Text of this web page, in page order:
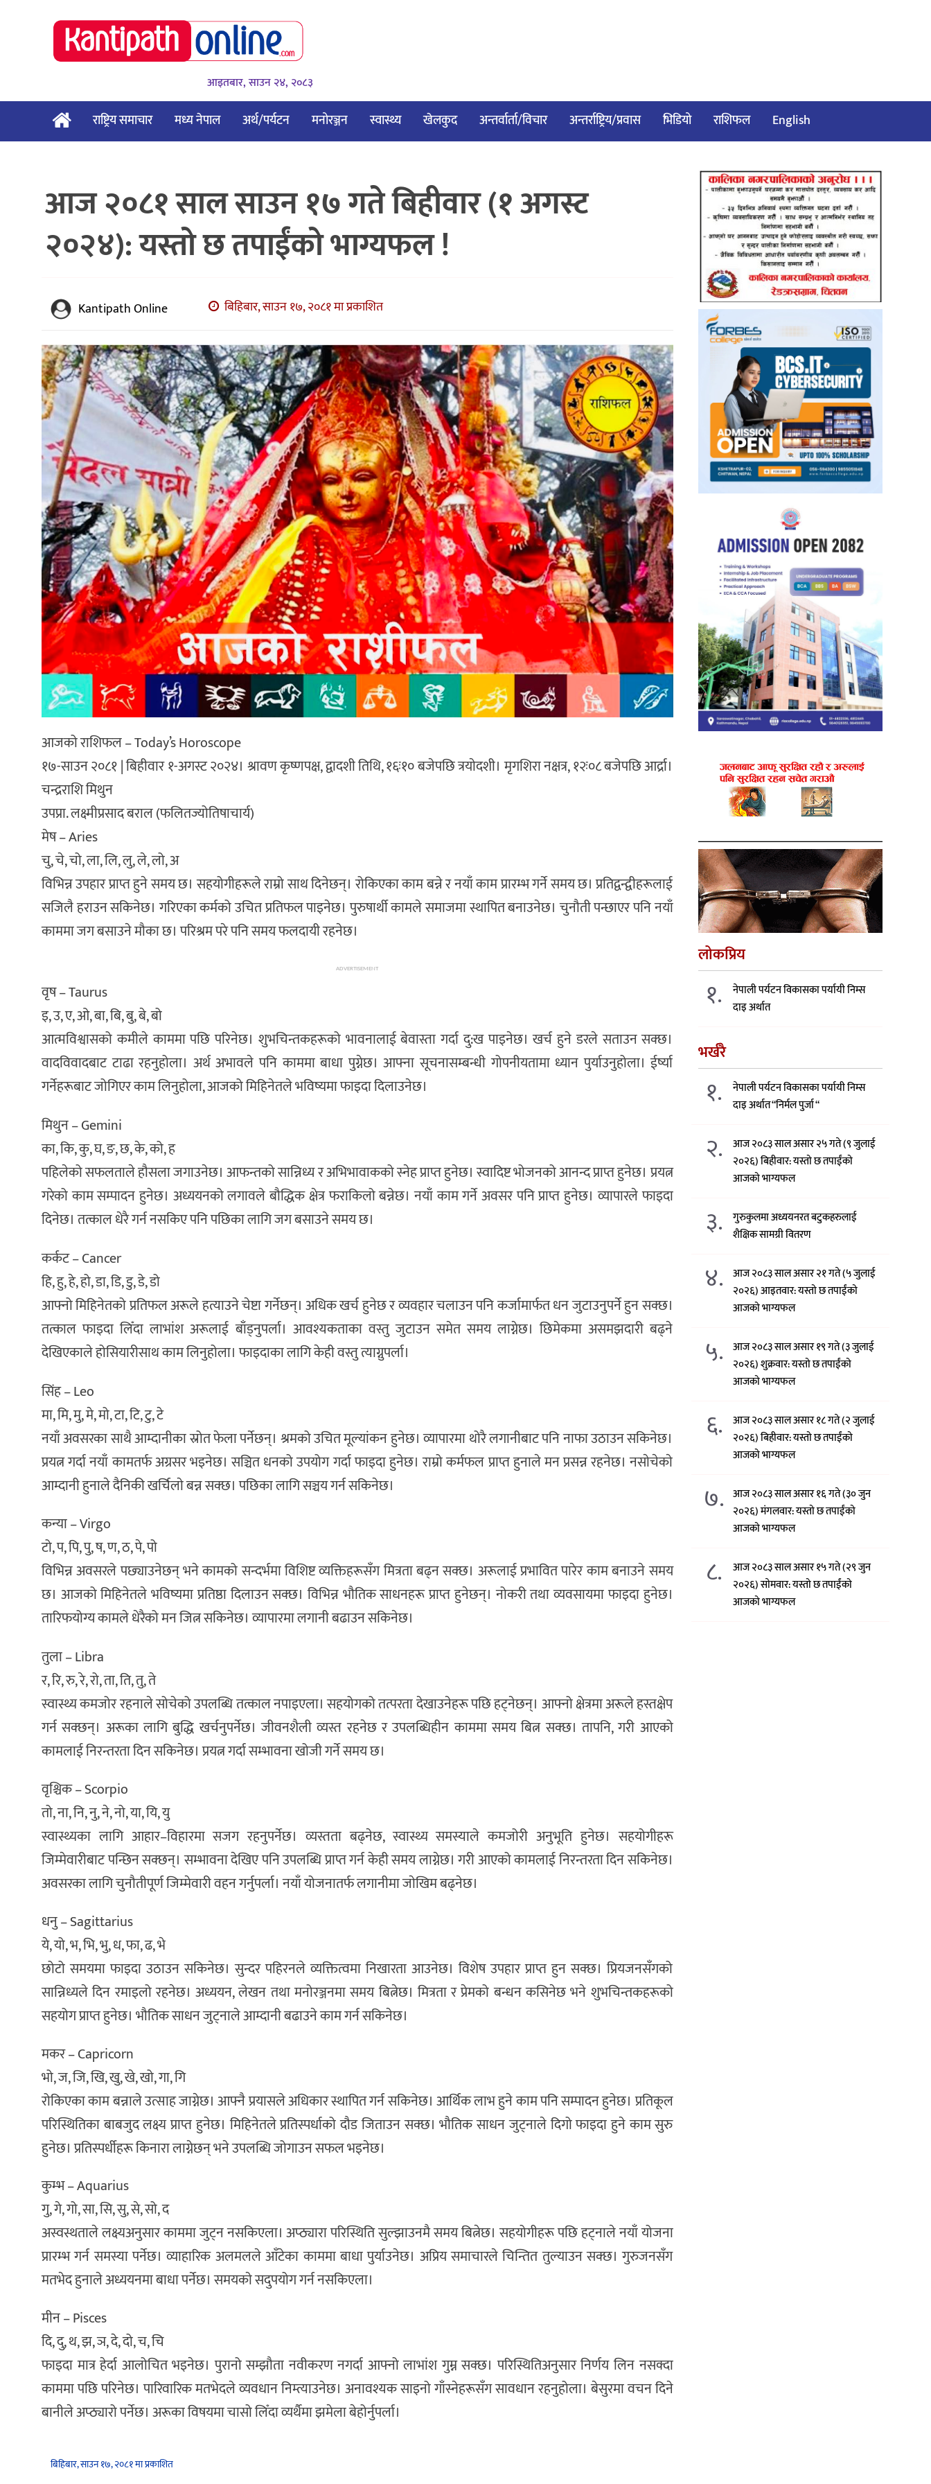
आइतबार, साउन २४, २०८३
राष्ट्रिय समाचार मध्य नेपाल अर्थ/पर्यटन मनोरञ्जन स्वास्थ्य खेलकुद अन्तर्वार्ता/विचार अन्तर्राष्ट्रिय/प्रवास भिडियो राशिफल English
आज २०८१ साल साउन १७ गते बिहीवार (१ अगस्ट
२०२४): यस्तो छ तपाईंको भाग्यफल !
Kantipath Online बिहिबार, साउन १७, २०८१ मा प्रकाशित
आजको राशिफल – Today’s Horoscope
१७-साउन २०८१ | बिहीवार १-अगस्ट २०२४। श्रावण कृष्णपक्ष, द्वादशी तिथि, १६ः१० बजेपछि त्रयाेदशी। मृगशिरा नक्षत्र, १२ः०८ बजेपछि आर्द्रा।
चन्द्रराशि मिथुन
उपप्रा. लक्ष्मीप्रसाद बराल (फलितज्योतिषाचार्य)
मेष – Aries
चु, चे, चो, ला, लि, लु, ले, लो, अ
विभिन्न उपहार प्राप्त हुने समय छ। सहयोगीहरूले राम्रो साथ दिनेछन्। रोकिएका काम बन्ने र नयाँ काम प्रारम्भ गर्ने समय छ। प्रतिद्वन्द्वीहरूलाई
सजिलै हराउन सकिनेछ। गरिएका कर्मको उचित प्रतिफल पाइनेछ। पुरुषार्थी कामले समाजमा स्थापित बनाउनेछ। चुनौती पन्छाएर पनि नयाँ
काममा जग बसाउने मौका छ। परिश्रम परे पनि समय फलदायी रहनेछ।
ADVERTISEMENT
वृष – Taurus
इ, उ, ए, ओ, बा, बि, बु, बे, बो
आत्मविश्वासको कमीले काममा पछि परिनेछ। शुभचिन्तकहरूको भावनालाई बेवास्ता गर्दा दु:ख पाइनेछ। खर्च हुने डरले सताउन सक्छ।
वादविवादबाट टाढा रहनुहोला। अर्थ अभावले पनि काममा बाधा पुग्नेछ। आफ्ना सूचनासम्बन्धी गोपनीयतामा ध्यान पुर्याउनुहोला। ईर्ष्या
गर्नेहरूबाट जोगिएर काम लिनुहोला, आजको मिहिनेतले भविष्यमा फाइदा दिलाउनेछ।
मिथुन – Gemini
का, कि, कु, घ, ङ, छ, के, को, ह
पहिलेको सफलताले हौसला जगाउनेछ। आफन्तको सान्निध्य र अभिभावाकको स्नेह प्राप्त हुनेछ। स्वादिष्ट भोजनको आनन्द प्राप्त हुनेछ। प्रयत्न
गरेको काम सम्पादन हुनेछ। अध्ययनको लगावले बौद्धिक क्षेत्र फराकिलो बन्नेछ। नयाँ काम गर्ने अवसर पनि प्राप्त हुनेछ। व्यापारले फाइदा
दिनेछ। तत्काल धेरै गर्न नसकिए पनि पछिका लागि जग बसाउने समय छ।
कर्कट – Cancer
हि, हु, हे, हो, डा, डि, डु, डे, डो
आफ्नो मिहिनेतको प्रतिफल अरूले हत्याउने चेष्टा गर्नेछन्। अधिक खर्च हुनेछ र व्यवहार चलाउन पनि कर्जामार्फत धन जुटाउनुपर्ने हुन सक्छ।
तत्काल फाइदा लिँदा लाभांश अरूलाई बाँड्नुपर्ला। आवश्यकताका वस्तु जुटाउन समेत समय लाग्नेछ। छिमेकमा असमझदारी बढ्ने
देखिएकाले होसियारीसाथ काम लिनुहोला। फाइदाका लागि केही वस्तु त्याग्नुपर्ला।
सिंह – Leo
मा, मि, मु, मे, मो, टा, टि, टु, टे
नयाँ अवसरका साथै आम्दानीका स्रोत फेला पर्नेछन्। श्रमको उचित मूल्यांकन हुनेछ। व्यापारमा थोरै लगानीबाट पनि नाफा उठाउन सकिनेछ।
प्रयत्न गर्दा नयाँ कामतर्फ अग्रसर भइनेछ। सञ्चित धनको उपयोग गर्दा फाइदा हुनेछ। राम्रो कर्मफल प्राप्त हुनाले मन प्रसन्न रहनेछ। नसाेचेकाे
आम्दानी हुनाले दैनिकी खर्चिलाे बन्न सक्छ। पछिका लागि सञ्चय गर्न सकिनेछ।
कन्या – Virgo
टो, प, पि, पु, ष, ण, ठ, पे, पो
विभिन्न अवसरले पछ्याउनेछन् भने कामको सन्दर्भमा विशिष्ट व्यक्तिहरूसँग मित्रता बढ्न सक्छ। अरूलाई प्रभावित पारेर काम बनाउने समय
छ। आजको मिहिनेतले भविष्यमा प्रतिष्ठा दिलाउन सक्छ। विभिन्न भौतिक साधनहरू प्राप्त हुनेछन्। नोकरी तथा व्यवसायमा फाइदा हुनेछ।
तारिफयोग्य कामले धेरैको मन जित्न सकिनेछ। व्यापारमा लगानी बढाउन सकिनेछ।
तुला – Libra
र, रि, रु, रे, रो, ता, ति, तु, ते
स्वास्थ्य कमजोर रहनाले सोचेको उपलब्धि तत्काल नपाइएला। सहयोगको तत्परता देखाउनेहरू पछि हट्नेछन्। आफ्नो क्षेत्रमा अरूले हस्तक्षेप
गर्न सक्छन्। अरूका लागि बुद्धि खर्चनुपर्नेछ। जीवनशैली व्यस्त रहनेछ र उपलब्धिहीन काममा समय बित्न सक्छ। तापनि, गरी आएको
कामलाई निरन्तरता दिन सकिनेछ। प्रयत्न गर्दा सम्भावना खोजी गर्ने समय छ।
वृश्चिक – Scorpio
तो, ना, नि, नु, ने, नो, या, यि, यु
स्वास्थ्यका लागि आहार–विहारमा सजग रहनुपर्नेछ। व्यस्तता बढ्नेछ, स्वास्थ्य समस्याले कमजोरी अनुभूति हुनेछ। सहयोगीहरू
जिम्मेवारीबाट पन्छिन सक्छन्। सम्भावना देखिए पनि उपलब्धि प्राप्त गर्न केही समय लाग्नेछ। गरी आएको कामलाई निरन्तरता दिन सकिनेछ।
अवसरका लागि चुनौतीपूर्ण जिम्मेवारी वहन गर्नुपर्ला। नयाँ योजनातर्फ लगानीमा जाेखिम बढ्नेछ।
धनु – Sagittarius
ये, यो, भ, भि, भु, ध, फा, ढ, भे
छोटो समयमा फाइदा उठाउन सकिनेछ। सुन्दर पहिरनले व्यक्तित्वमा निखारता आउनेछ। विशेष उपहार प्राप्त हुन सक्छ। प्रियजनसँगको
सान्निध्यले दिन रमाइलो रहनेछ। अध्ययन, लेखन तथा मनोरञ्जनमा समय बित्नेछ। मित्रता र प्रेमको बन्धन कसिनेछ भने शुभचिन्तकहरूको
सहयोग प्राप्त हुनेछ। भौतिक साधन जुट्नाले आम्दानी बढाउने काम गर्न सकिनेछ।
मकर – Capricorn
भो, ज, जि, खि, खु, खे, खो, गा, गि
रोकिएका काम बन्नाले उत्साह जाग्नेछ। आफ्नै प्रयासले अधिकार स्थापित गर्न सकिनेछ। आर्थिक लाभ हुने काम पनि सम्पादन हुनेछ। प्रतिकूल
परिस्थितिका बाबजुद लक्ष्य प्राप्त हुनेछ। मिहिनेतले प्रतिस्पर्धाको दौड जिताउन सक्छ। भौतिक साधन जुट्नाले दिगो फाइदा हुने काम सुरु
हुनेछ। प्रतिस्पर्धीहरू किनारा लाग्नेछन् भने उपलब्धि जोगाउन सफल भइनेछ।
कुम्भ – Aquarius
गु, गे, गो, सा, सि, सु, से, सो, द
अस्वस्थताले लक्ष्यअनुसार काममा जुट्न नसकिएला। अप्ठ्यारा परिस्थिति सुल्झाउनमै समय बित्नेछ। सहयोगीहरू पछि हट्नाले नयाँ योजना
प्रारम्भ गर्न समस्या पर्नेछ। व्याहारिक अलमलले आँटेका काममा बाधा पुर्याउनेछ। अप्रिय समाचारले चिन्तित तुल्याउन सक्छ। गुरुजनसँग
मतभेद हुनाले अध्ययनमा बाधा पर्नेछ। समयकाे सदुपयोग गर्न नसकिएला।
मीन – Pisces
दि, दु, थ, झ, ञ, दे, दो, च, चि
फाइदा मात्र हेर्दा आलोचित भइनेछ। पुरानो सम्झौता नवीकरण नगर्दा आफ्नो लाभांश गुम्न सक्छ। परिस्थितिअनुसार निर्णय लिन नसक्दा
काममा पछि परिनेछ। पारिवारिक मतभेदले व्यवधान निम्त्याउनेछ। अनावश्यक साइनो गाँस्नेहरूसँग सावधान रहनुहोला। बेसुरमा वचन दिने
बानीले अप्ठ्यारो पर्नेछ। अरूका विषयमा चासो लिँदा व्यर्थैमा झमेला बेहोर्नुपर्ला।
बिहिबार, साउन १७, २०८१ मा प्रकाशित
लोकप्रिय
१.
नेपाली पर्यटन विकासका पर्यायी निम्स
दाइ अर्थात
भर्खरै
१.
नेपाली पर्यटन विकासका पर्यायी निम्स
दाइ अर्थात “निर्मल पुर्जा “
२.
आज २०८३ साल असार २५ गते (९ जुलाई
२०२६) बिहीवार: यस्तो छ तपाईंको
आजको भाग्यफल
३.
गुरुकुलमा अध्ययनरत बटुकहरुलाई
शैक्षिक सामग्री वितरण
४.
आज २०८३ साल असार २१ गते (५ जुलाई
२०२६) आइतवार: यस्तो छ तपाईंको
आजको भाग्यफल
५.
आज २०८३ साल असार १९ गते (३ जुलाई
२०२६) शुक्रवार: यस्तो छ तपाईंको
आजको भाग्यफल
६.
आज २०८३ साल असार १८ गते (२ जुलाई
२०२६) बिहीवार: यस्तो छ तपाईंको
आजको भाग्यफल
७. आज २०८३ साल असार १६ गते (३० जुन
२०२६) मंगलवार: यस्तो छ तपाईंको
आजको भाग्यफल
८.
आज २०८३ साल असार १५ गते (२९ जुन
२०२६) साेमवार: यस्तो छ तपाईंको
आजको भाग्यफल